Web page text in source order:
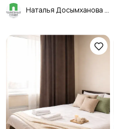
Наталья Досымханова